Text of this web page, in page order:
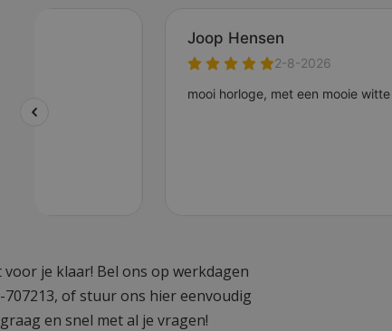
je klaar! Bel ons op werkdagen
of stuur ons hier eenvoudig
en snel met al je vragen!